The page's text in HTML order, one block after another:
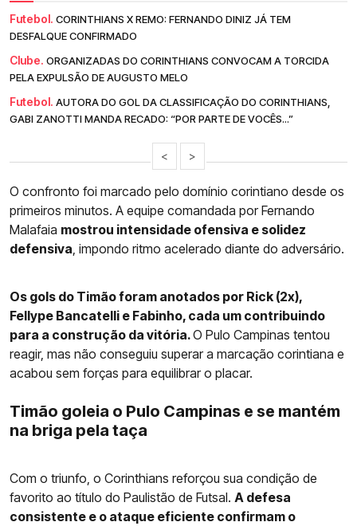
Futebol. CORINTHIANS X REMO: FERNANDO DINIZ JÁ TEM
DESFALQUE CONFIRMADO
Clube. ORGANIZADAS DO CORINTHIANS CONVOCAM A TORCIDA
PELA EXPULSÃO DE AUGUSTO MELO
Futebol. AUTORA DO GOL DA CLASSIFICAÇÃO DO CORINTHIANS,
GABI ZANOTTI MANDA RECADO: “POR PARTE DE VOCÊS...”
< >
O confronto foi marcado pelo domínio corintiano desde os
primeiros minutos. A equipe comandada por Fernando
Malafaia mostrou intensidade ofensiva e solidez
defensiva , impondo ritmo acelerado diante do adversário.
Os gols do Timão foram anotados por Rick (2x),
Fellype Bancatelli e Fabinho, cada um contribuindo
para a construção da vitória.O Pulo Campinas tentou
reagir, mas não conseguiu superar a marcação corintiana e
acabou sem forças para equilibrar o placar.
Timão goleia o Pulo Campinas e se mantém
na briga pela taça
Com o triunfo, o Corinthians reforçou sua condição de
favorito ao título do Paulistão de Futsal. A defesa
consistente e o ataque eficiente confirmam o